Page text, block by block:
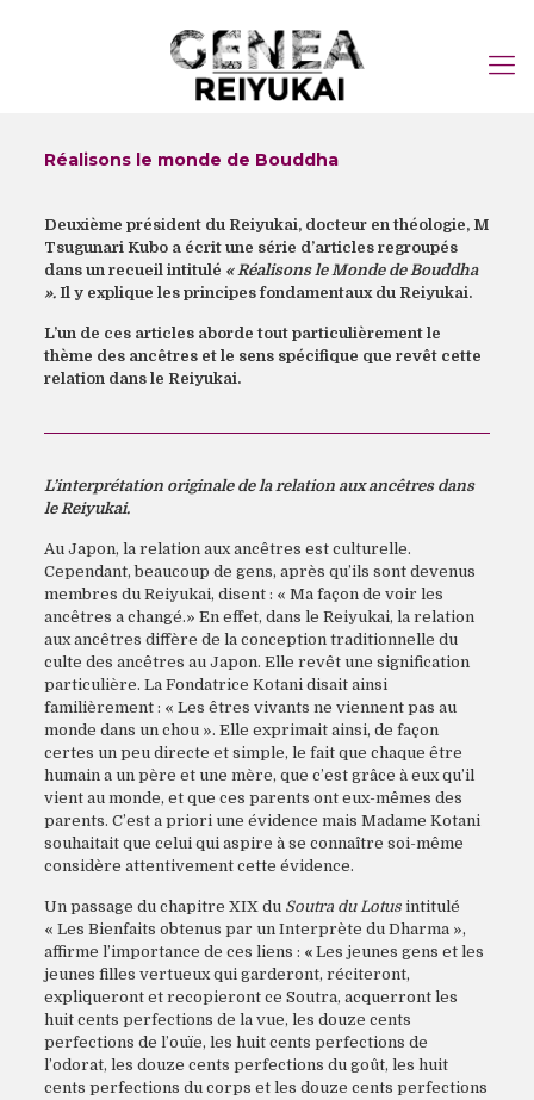
Réalisons le monde de Bouddha
Deuxième président du Reiyukai, docteur en théologie, M
Tsugunari Kubo a écrit une série d’articles regroupés
dans un recueil intitulé « Réalisons le Monde de Bouddha
».Il y explique les principes fondamentaux du Reiyukai.
L’un de ces articles aborde tout particulièrement le
thème des ancêtres et le sens spécifique que revêt cette
relation dans le Reiyukai.
L’interprétation originale de la relation aux ancêtres dans
le Reiyukai.
Au Japon, la relation aux ancêtres est culturelle.
Cependant, beaucoup de gens, après qu’ils sont devenus
membres du Reiyukai, disent : « Ma façon de voir les
ancêtres a changé.» En effet, dans le Reiyukai, la relation
aux ancêtres diffère de la conception traditionnelle du
culte des ancêtres au Japon. Elle revêt une signification
particulière. La Fondatrice Kotani disait ainsi
familièrement : « Les êtres vivants ne viennent pas au
monde dans un chou ». Elle exprimait ainsi, de façon
certes un peu directe et simple, le fait que chaque être
humain a un père et une mère, que c’est grâce à eux qu’il
vient au monde, et que ces parents ont eux-mêmes des
parents. C’est a priori une évidence mais Madame Kotani
souhaitait que celui qui aspire à se connaître soi-même
considère attentivement cette évidence.
Un passage du chapitre XIX du Soutra du Lotusintitulé
« Les Bienfaits obtenus par un Interprète du Dharma »,
affirme l’importance de ces liens : « Les jeunes gens et les
jeunes filles vertueux qui garderont, réciteront,
expliqueront et recopieront ce Soutra, acquerront les
huit cents perfections de la vue, les douze cents
perfections de l’ouïe, les huit cents perfections de
l’odorat, les douze cents perfections du goût, les huit
cents perfections du corps et les douze cents perfections